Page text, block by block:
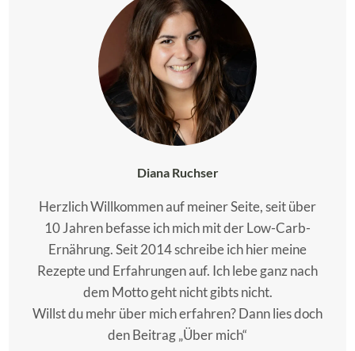
Diana Ruchser
Herzlich Willkommen auf meiner Seite, seit über
10 Jahren befasse ich mich mit der Low-Carb-
Ernährung. Seit 2014 schreibe ich hier meine
Rezepte und Erfahrungen auf. Ich lebe ganz nach
dem Motto geht nicht gibts nicht.
Willst du mehr über mich erfahren? Dann lies doch
den Beitrag „Über mich“